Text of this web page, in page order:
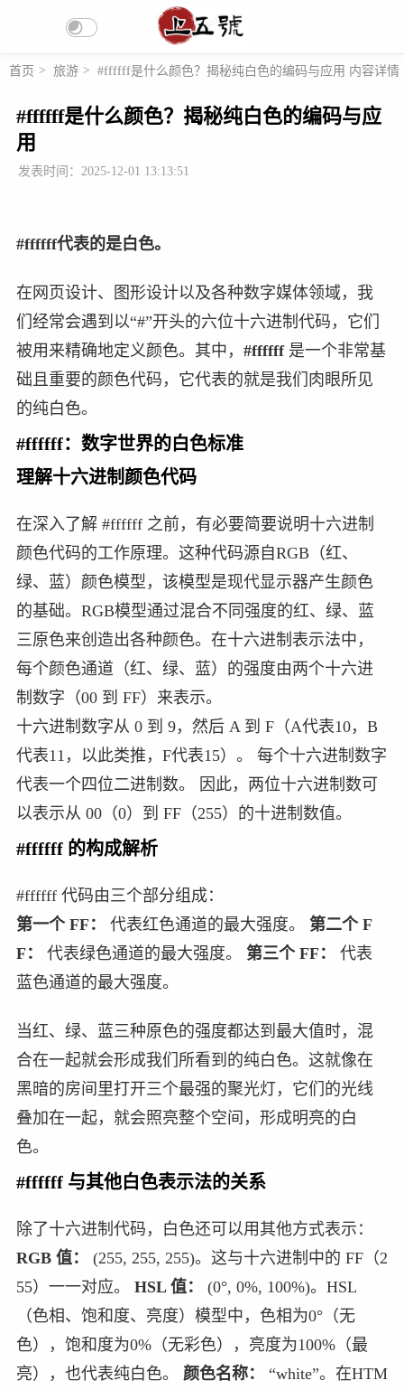
首页 > 旅游 > #ffffff是什么颜色？揭秘纯白色的编码与应用 内容详情
#ffffff是什么颜色？揭秘纯白色的编码与应
用
发表时间：2025-12-01 13:13:51
#ffffff代表的是白色。
在网页设计、图形设计以及各种数字媒体领域，我
们经常会遇到以“#”开头的六位十六进制代码，它们
被用来精确地定义颜色。其中， #ffffff是一个非常基
础且重要的颜色代码，它代表的就是我们肉眼所见
的纯白色。
#ffffff：数字世界的白色标准
理解十六进制颜色代码
在深入了解 #ffffff 之前，有必要简要说明十六进制
颜色代码的工作原理。这种代码源自RGB（红、
绿、蓝）颜色模型，该模型是现代显示器产生颜色
的基础。RGB模型通过混合不同强度的红、绿、蓝
三原色来创造出各种颜色。在十六进制表示法中，
每个颜色通道（红、绿、蓝）的强度由两个十六进
制数字（00 到 FF）来表示。
十六进制数字从 0 到 9，然后 A 到 F（A代表10，B
代表11，以此类推，F代表15）。 每个十六进制数字
代表一个四位二进制数。 因此，两位十六进制数可
以表示从 00（0）到 FF（255）的十进制数值。
#ffffff 的构成解析
#ffffff 代码由三个部分组成：
第一个 FF：
代表红色通道的最大强度。 第二个 F
F：
代表绿色通道的最大强度。 第三个 FF：
代表
蓝色通道的最大强度。
当红、绿、蓝三种原色的强度都达到最大值时，混
合在一起就会形成我们所看到的纯白色。这就像在
黑暗的房间里打开三个最强的聚光灯，它们的光线
叠加在一起，就会照亮整个空间，形成明亮的白
色。
#ffffff 与其他白色表示法的关系
除了十六进制代码，白色还可以用其他方式表示：
RGB 值：
(255, 255, 255)。这与十六进制中的 FF（2
55）一一对应。 HSL 值：
(0°, 0%, 100%)。HSL
（色相、饱和度、亮度）模型中，色相为0°（无
色），饱和度为0%（无彩色），亮度为100%（最
亮），也代表纯白色。 颜色名称：
“white”。在HTM